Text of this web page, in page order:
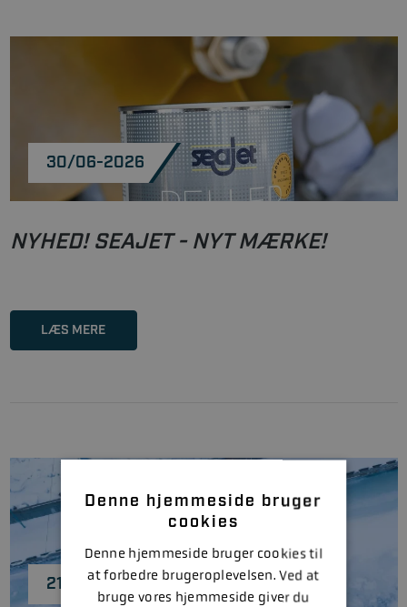
30/06-2026
NYHED! SEAJET - NYT MÆRKE!
LÆS MERE
21/10-2024
Denne hjemmeside bruger
cookies
Denne hjemmeside bruger cookies til
at forbedre brugeroplevelsen. Ved at
bruge vores hjemmeside giver du